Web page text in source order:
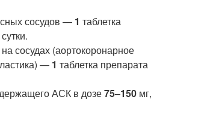
сосудов — 1 таблетка
сосудах (аортокоронарное
— 1 таблетка препарата
АСК в дозе75–150 мг,